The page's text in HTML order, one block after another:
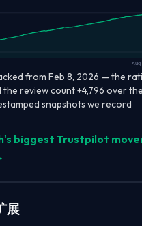
Aug
from Feb 8, 2026 — the
review count +4,796 over
snapshots we record
biggest Trustpilot
展